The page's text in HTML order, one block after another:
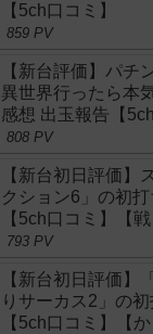
【5ch口コミ】
859 PV
【新台評価】パチ
異世界行ったら本
感想 出玉報告【
808 PV
【新台初日評価】
クション6」の初
【5ch口コミ】【戦
793 PV
【新台初日評価】
りサーカス2」の
【5ch口コミ】【